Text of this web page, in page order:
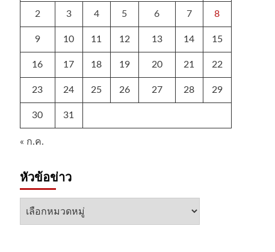
2 3 4 5 6 7 8
9 10 11 12 13 14 15
16 17 18 19 20 21 22
23 24 25 26 27 28 29
30 31
« ก.ค.
หัวข้อข่าว
หัวข้อ